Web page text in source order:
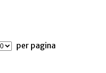
per pagina